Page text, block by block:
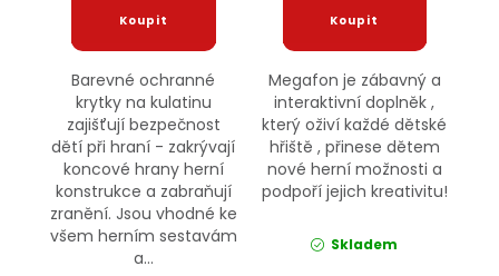
Barevné ochranné
krytky na kulatinu
zajišťují bezpečnost
dětí při hraní - zakrývají
koncové hrany herní
konstrukce a zabraňují
zranění. Jsou vhodné ke
všem herním sestavám
a...
Megafon je zábavný a
interaktivní doplněk ,
který oživí každé dětské
hřiště , přinese dětem
nové herní možnosti a
podpoří jejich kreativitu!
Skladem